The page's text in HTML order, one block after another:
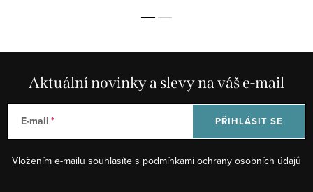
Aktuální novinky a slevy na váš e-mail
E-mail
Vložením e-mailu souhlasíte s podmínkami ochrany osobních údajů
PŘIHLÁSIT SE